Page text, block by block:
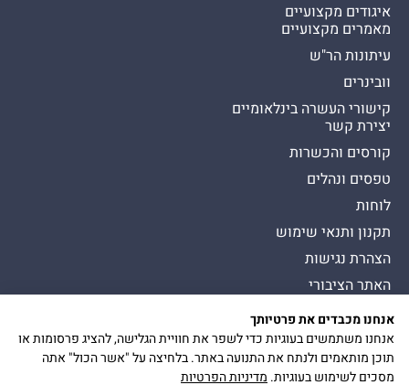
איגודים מקצועיים
מאמרים מקצועיים
עיתונות הר"ש
וובינרים
קישורי העשרה בינלאומיים
יצירת קשר
קורסים והכשרות
טפסים ונהלים
לוחות
תקנון ותנאי שימוש
הצהרת נגישות
האתר הציבורי
הצטרפות
להר״ש
כל הזכויות שמורות להסתדרות לרפואת שיניים בישראל
כיכר דיזנגוף 9, תל אביב יפו
Presman תדמית
אנחנו מכבדים את פרטיותך
אנחנו משתמשים בעוגיות כדי לשפר את חוויית הגלישה, להציג פרסומות או
תוכן מותאמים ולנתח את התנועה באתר. בלחיצה על "אשר הכול" אתה
מסכים לשימוש בעוגיות. מדיניות הפרטיות